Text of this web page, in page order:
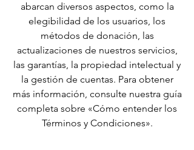
abarcan diversos aspectos, como la
elegibilidad de los usuarios, los
métodos de donación, las
actualizaciones de nuestros servicios,
las garantías, la propiedad intelectual y
la gestión de cuentas. Para obtener
más información, consulte nuestra guía
completa sobre «Cómo entender los
Términos y Condiciones».